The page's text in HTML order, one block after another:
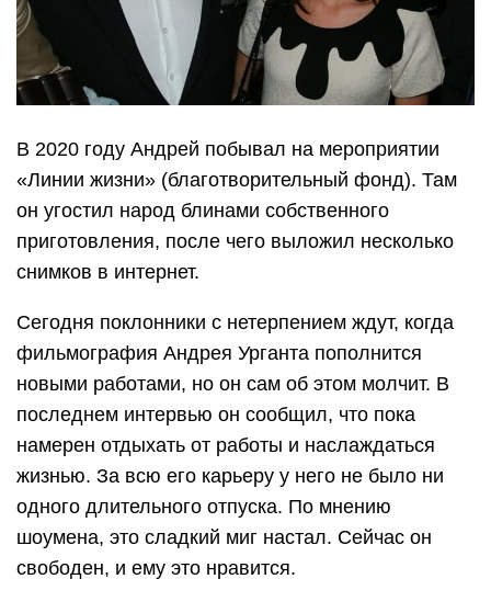
В 2020 году Андрей побывал на мероприятии
«Линии жизни» (благотворительный фонд). Там
он угостил народ блинами собственного
приготовления, после чего выложил несколько
снимков в интернет.
Сегодня поклонники с нетерпением ждут, когда
фильмография Андрея Урганта пополнится
новыми работами, но он сам об этом молчит. В
последнем интервью он сообщил, что пока
намерен отдыхать от работы и наслаждаться
жизнью. За всю его карьеру у него не было ни
одного длительного отпуска. По мнению
шоумена, это сладкий миг настал. Сейчас он
свободен, и ему это нравится.